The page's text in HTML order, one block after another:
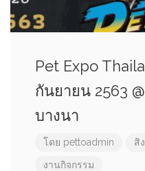
Pet Expo
กันยายน 2563
บางนา
โดย pettoadmin สิ
งานกิจกรรม